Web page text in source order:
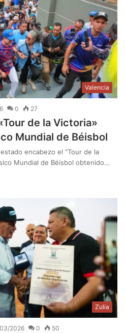
Valencia
0 27
de la Victoria»
Mundial de Béisbol
encabezo el “Tour de la
Mundial de Béisbol obtenido…
Zulia
2026 0 50